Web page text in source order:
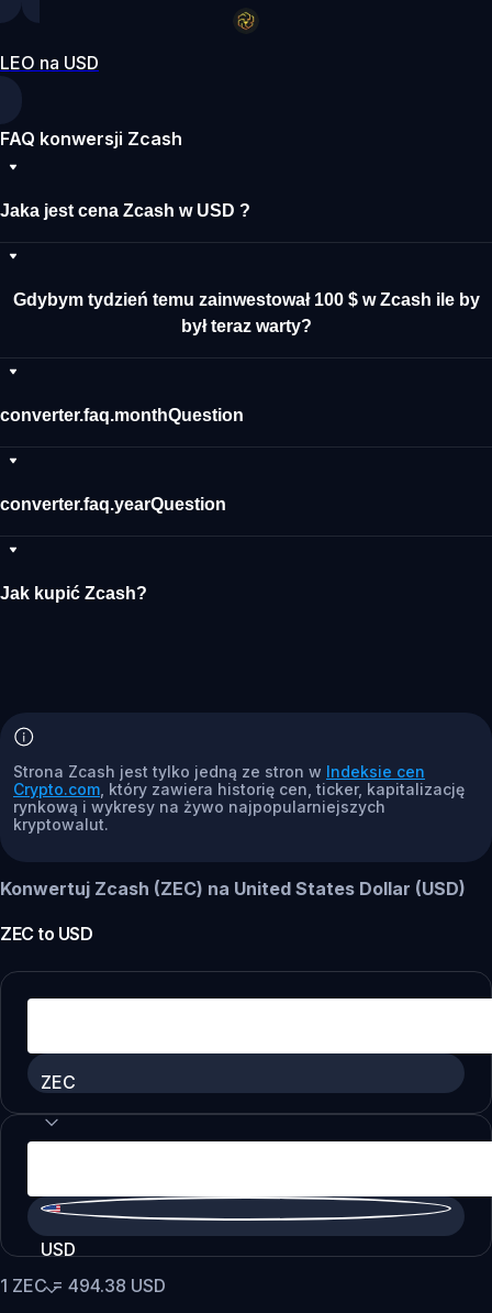
LEO na USD
FAQ konwersji Zcash
Jaka jest cena Zcash w USD ?
Gdybym tydzień temu zainwestował 100 $ w Zcash ile by
był teraz warty?
converter.faq.monthQuestion
converter.faq.yearQuestion
Jak kupić Zcash?
Strona Zcash jest tylko jedną ze stron w Indeksie cen
Crypto.com , który zawiera historię cen, ticker, kapitalizację
rynkową i wykresy na żywo najpopularniejszych
kryptowalut.
Konwertuj Zcash (ZEC) na United States Dollar (USD)
ZEC to USD
ZEC
USD
1 ZEC= 494.38 USD